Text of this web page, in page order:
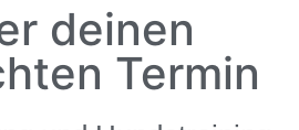
deinen
Termin